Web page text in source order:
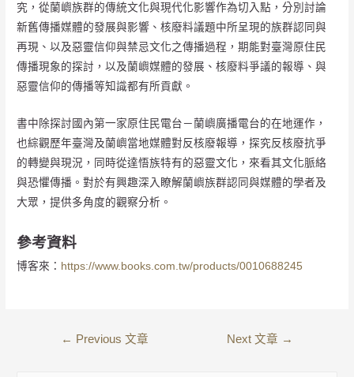
究，從蘭嶼族群的傳統文化與現代化影響作為切入點，分別討論
新舊傳播媒體的發展與影響、核廢料議題中所呈現的族群認同與
再現、以及惡靈信仰與禁忌文化之傳播過程，期能對臺灣原住民
傳播現象的探討，以及蘭嶼媒體的發展、核廢料爭議的報導、與
惡靈信仰的傳播等知識都有所貢獻。
書中除探討國內第一家原住民電台－蘭嶼廣播電台的在地運作，
也綜觀歷年臺灣及蘭嶼當地媒體對反核廢報導，探究反核廢抗爭
的轉變與現況，同時從達悟族特有的惡靈文化，來看其文化脈絡
與恐懼傳播。對於有興趣深入瞭解蘭嶼族群認同與媒體的學者及
大眾，提供多角度的觀察分析。
參考資料
博客來： https://www.books.com.tw/products/0010688245
← Previous 文章 Next 文章 →